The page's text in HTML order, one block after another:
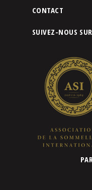
CONTACT
SUIVEZ-NOUS